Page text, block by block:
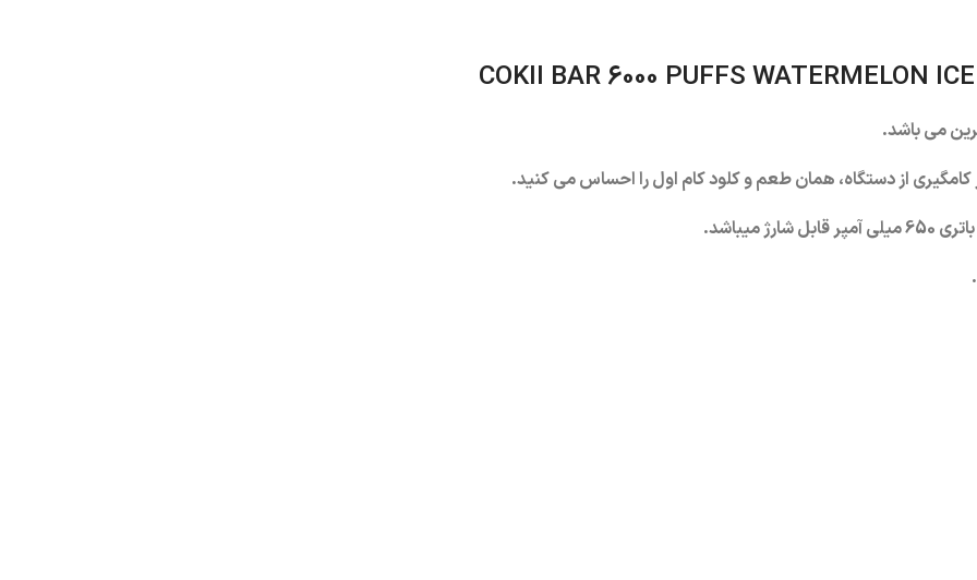
6000 PUFFS WATERMELON ICE
می باشد.
کامگیری از دستگاه، همان طعم و کلود کام اول را احساس می کنید.
قابل شارژ میباشد.